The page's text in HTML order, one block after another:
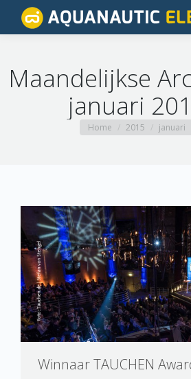
Maandelijkse
januari
Je bent hier:
Home 2015 januari
Winnaar TAUCHEN